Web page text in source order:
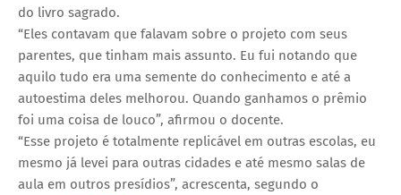
do livro sagrado.
“Eles contavam que falavam sobre o projeto com seus
parentes, que tinham mais assunto. Eu fui notando que
aquilo tudo era uma semente do conhecimento e até a
autoestima deles melhorou. Quando ganhamos o prêmio
foi uma coisa de louco”, afirmou o docente.
“Esse projeto é totalmente replicável em outras escolas, eu
mesmo já levei para outras cidades e até mesmo salas de
aula em outros presídios”, acrescenta, segundo o